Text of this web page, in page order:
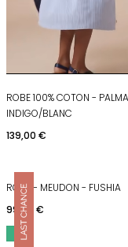
ROBE 100% COTON -
INDIGO/BLANC
Prix
139,00 €
ROBE - MEUDON - FUSHIA
Prix
99,00 €